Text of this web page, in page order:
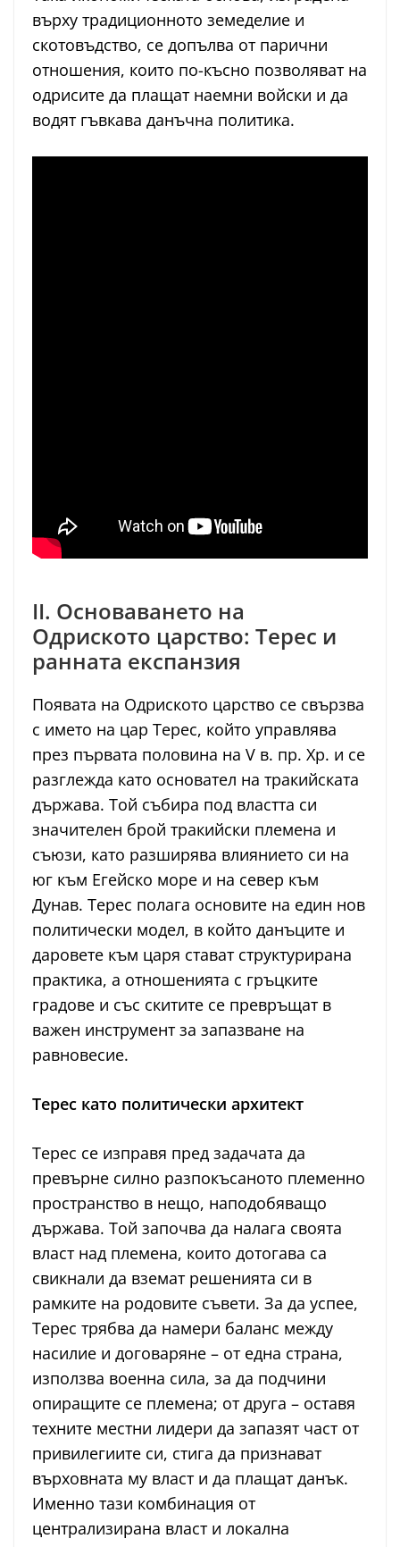
върху традиционното земеделие и
скотовъдство, се допълва от парични
отношения, които по-късно позволяват на
одрисите да плащат наемни войски и да
водят гъвкава данъчна политика.
II. Основаването на
Одриското царство: Терес и
ранната експанзия
Появата на Одриското царство се свързва
с името на цар Терес, който управлява
през първата половина на V в. пр. Хр. и се
разглежда като основател на тракийската
държава. Той събира под властта си
значителен брой тракийски племена и
съюзи, като разширява влиянието си на
юг към Егейско море и на север към
Дунав. Терес полага основите на един нов
политически модел, в който данъците и
даровете към царя стават структурирана
практика, а отношенията с гръцките
градове и със скитите се превръщат в
важен инструмент за запазване на
равновесие.
Терес като политически архитект
Терес се изправя пред задачата да
превърне силно разпокъсаното племенно
пространство в нещо, наподобяващо
държава. Той започва да налага своята
власт над племена, които дотогава са
свикнали да вземат решенията си в
рамките на родовите съвети. За да успее,
Терес трябва да намери баланс между
насилие и договаряне – от една страна,
използва военна сила, за да подчини
опиращите се племена; от друга – оставя
техните местни лидери да запазят част от
привилегиите си, стига да признават
върховната му власт и да плащат данък.
Именно тази комбинация от
централизирана власт и локална